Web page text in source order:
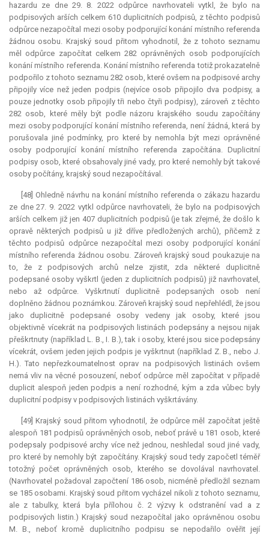
hazardu ze dne 29. 8. 2022 odpůrce navrhovateli vytkl, že bylo na
podpisových arších celkem 610 duplicitních podpisů, z těchto podpisů
odpůrce nezapočítal mezi osoby podporující konání místního referenda
žádnou osobu. Krajský soud přitom vyhodnotil, že z tohoto seznamu
měl odpůrce započítat celkem 282 oprávněných osob podporujících
konání místního referenda. Konání místního referenda totiž prokazatelně
podpořilo z tohoto seznamu 282 osob, které ovšem na podpisové archy
připojily více než jeden podpis (nejvíce osob připojilo dva podpisy, a
pouze jednotky osob připojily tři nebo čtyři podpisy), zároveň z těchto
282 osob, které měly být podle názoru krajského soudu započítány
mezi osoby podporující konání místního referenda, není žádná, která by
porušovala jiné podmínky, pro které by nemohla být mezi oprávněné
osoby podporující konání místního referenda započítána. Duplicitní
podpisy osob, které obsahovaly jiné vady, pro které nemohly být takové
osoby počítány, krajský soud nezapočítával.
[48] Ohledně návrhu na konání místního referenda o zákazu hazardu
ze dne 27. 9. 2022 vytkl odpůrce navrhovateli, že bylo na podpisových
arších celkem již jen 407 duplicitních podpisů (je tak zřejmé, že došlo k
opravě některých podpisů u již dříve předložených archů), přičemž z
těchto podpisů odpůrce nezapočítal mezi osoby podporující konání
místního referenda žádnou osobu. Zároveň krajský soud poukazuje na
to, že z podpisových archů nelze zjistit, zda některé duplicitně
podepsané osoby vyškrtl (jeden z duplicitních podpisů) již navrhovatel,
nebo až odpůrce. Vyškrtnutí duplicitně podepsaných osob není
doplněno žádnou poznámkou. Zároveň krajský soud nepřehlédl, že jsou
jako duplicitně podepsané osoby vedeny jak osoby, které jsou
objektivně vícekrát na podpisových listinách podepsány a nejsou nijak
přeškrtnuty (například L. B., I. B.), tak i osoby, které jsou sice podepsány
vícekrát, ovšem jeden jejich podpis je vyškrtnut (například Z. B., nebo J.
H.). Tato nepřezkoumatelnost oprav na podpisových listinách ovšem
nemá vliv na věcné posouzení, neboť odpůrce měl započítat v případě
duplicit alespoň jeden podpis a není rozhodné, kým a zda vůbec byly
duplicitní podpisy v podpisových listinách vyškrtávány.
[49] Krajský soud přitom vyhodnotil, že odpůrce měl započítat ještě
alespoň 181 podpisů oprávněných osob, neboť právě u 181 osob, které
podepsaly podpisové archy více než jednou, neshledal soud jiné vady,
pro které by nemohly být započítány. Krajský soud tedy započetl téměř
totožný počet oprávněných osob, kterého se dovolával navrhovatel.
(Navrhovatel požadoval započtení 186 osob, nicméně předložil seznam
se 185 osobami. Krajský soud přitom vycházel nikoli z tohoto seznamu,
ale z tabulky, která byla přílohou č. 2 výzvy k odstranění vad a z
podpisových listin.) Krajský soud nezapočítal jako oprávněnou osobu
M. B., neboť kromě duplicitního podpisu se nepodařilo ověřit její